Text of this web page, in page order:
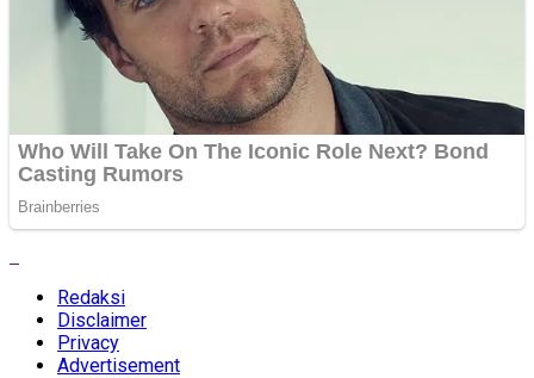
Redaksi
Disclaimer
Privacy
Advertisement